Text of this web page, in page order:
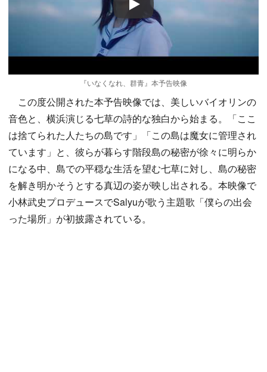
Play
『いなくなれ、群青』本予告映像
この度公開された本予告映像では、美しいバイオリンの
音色と、横浜演じる七草の詩的な独白から始まる。「ここ
は捨てられた人たちの島です」「この島は魔女に管理され
ています」と、彼らが暮らす階段島の秘密が徐々に明らか
になる中、島での平穏な生活を望む七草に対し、島の秘密
を解き明かそうとする真辺の姿が映し出される。本映像で
小林武史プロデュースでSalyuが歌う主題歌「僕らの出会
った場所」が初披露されている。